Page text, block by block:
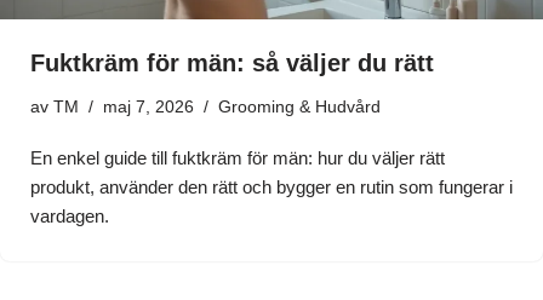
Fuktkräm för män: så väljer du rätt
av TM maj 7, 2026 Grooming & Hudvård
En enkel guide till fuktkräm för män: hur du väljer rätt
produkt, använder den rätt och bygger en rutin som fungerar i
vardagen.